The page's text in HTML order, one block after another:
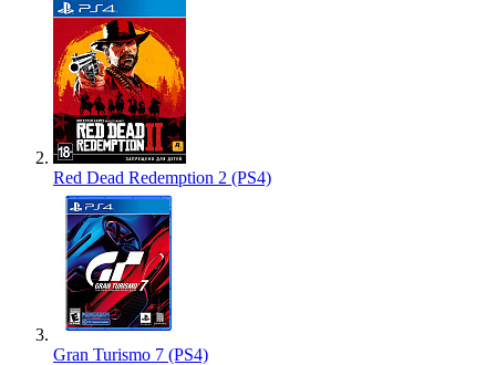
Red Dead Redemption 2 (PS4)
Gran Turismo 7 (PS4)